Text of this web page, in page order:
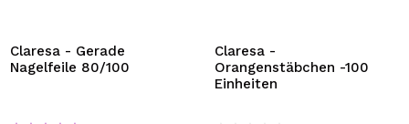
Claresa - Gerade
Nagelfeile 80/100
Claresa -
Orangenstäbchen -100
Einheiten